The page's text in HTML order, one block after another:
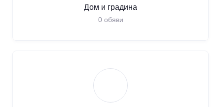
Дом и градина
0 обяви